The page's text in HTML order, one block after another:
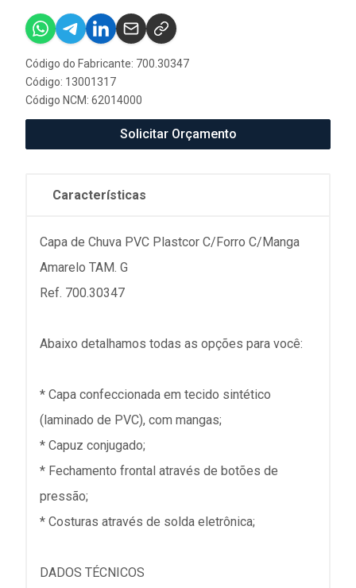
Código do Fabricante: 700.30347
Código: 13001317
Código NCM: 62014000
Solicitar Orçamento
Características
Capa de Chuva PVC Plastcor C/Forro C/Manga
Amarelo TAM. G
Ref. 700.30347
Abaixo detalhamos todas as opções para você:
* Capa confeccionada em tecido sintético
(laminado de PVC), com mangas;
* Capuz conjugado;
* Fechamento frontal através de botões de
pressão;
* Costuras através de solda eletrônica;
DADOS TÉCNICOS